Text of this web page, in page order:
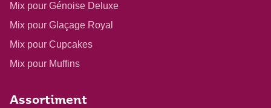
Mix pour Génoise Deluxe
Mix pour Glaçage Royal
Mix pour Cupcakes
Mix pour Muffins
Assortiment